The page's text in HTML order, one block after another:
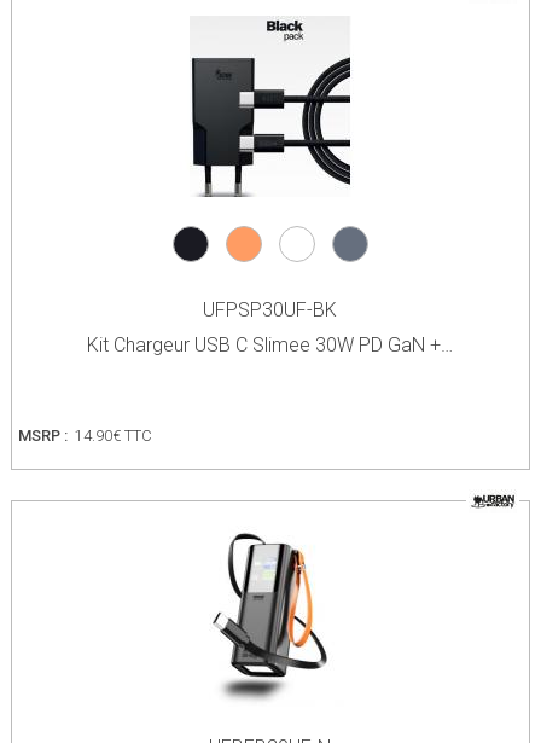
UFPSP30UF-BK
Kit Chargeur USB C Slimee 30W PD GaN +…
MSRP : 14.90€ TTC